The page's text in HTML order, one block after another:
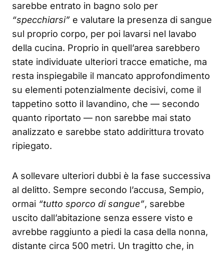
sarebbe entrato in bagno solo per
“specchiarsi” e valutare la presenza di sangue
sul proprio corpo, per poi lavarsi nel lavabo
della cucina. Proprio in quell’area sarebbero
state individuate ulteriori tracce ematiche, ma
resta inspiegabile il mancato approfondimento
su elementi potenzialmente decisivi, come il
tappetino sotto il lavandino, che — secondo
quanto riportato — non sarebbe mai stato
analizzato e sarebbe stato addirittura trovato
ripiegato.
A sollevare ulteriori dubbi è la fase successiva
al delitto. Sempre secondo l’accusa, Sempio,
ormai “tutto sporco di sangue”, sarebbe
uscito dall’abitazione senza essere visto e
avrebbe raggiunto a piedi la casa della nonna,
distante circa 500 metri. Un tragitto che, in